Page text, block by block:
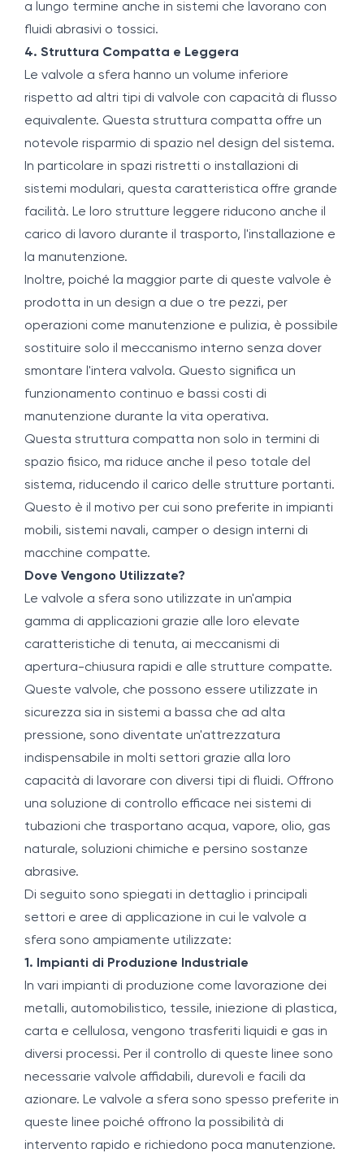
a lungo termine anche in sistemi che lavorano con
fluidi abrasivi o tossici.
4. Struttura Compatta e Leggera
Le valvole a sfera hanno un volume inferiore
rispetto ad altri tipi di valvole con capacità di flusso
equivalente. Questa struttura compatta offre un
notevole risparmio di spazio nel design del sistema.
In particolare in spazi ristretti o installazioni di
sistemi modulari, questa caratteristica offre grande
facilità. Le loro strutture leggere riducono anche il
carico di lavoro durante il trasporto, l'installazione e
la manutenzione.
Inoltre, poiché la maggior parte di queste valvole è
prodotta in un design a due o tre pezzi, per
operazioni come manutenzione e pulizia, è possibile
sostituire solo il meccanismo interno senza dover
smontare l'intera valvola. Questo significa un
funzionamento continuo e bassi costi di
manutenzione durante la vita operativa.
Questa struttura compatta non solo in termini di
spazio fisico, ma riduce anche il peso totale del
sistema, riducendo il carico delle strutture portanti.
Questo è il motivo per cui sono preferite in impianti
mobili, sistemi navali, camper o design interni di
macchine compatte.
Dove Vengono Utilizzate?
Le valvole a sfera sono utilizzate in un'ampia
gamma di applicazioni grazie alle loro elevate
caratteristiche di tenuta, ai meccanismi di
apertura-chiusura rapidi e alle strutture compatte.
Queste valvole, che possono essere utilizzate in
sicurezza sia in sistemi a bassa che ad alta
pressione, sono diventate un'attrezzatura
indispensabile in molti settori grazie alla loro
capacità di lavorare con diversi tipi di fluidi. Offrono
una soluzione di controllo efficace nei sistemi di
tubazioni che trasportano acqua, vapore, olio, gas
naturale, soluzioni chimiche e persino sostanze
abrasive.
Di seguito sono spiegati in dettaglio i principali
settori e aree di applicazione in cui le valvole a
sfera sono ampiamente utilizzate:
1. Impianti di Produzione Industriale
In vari impianti di produzione come lavorazione dei
metalli, automobilistico, tessile, iniezione di plastica,
carta e cellulosa, vengono trasferiti liquidi e gas in
diversi processi. Per il controllo di queste linee sono
necessarie valvole affidabili, durevoli e facili da
azionare. Le valvole a sfera sono spesso preferite in
queste linee poiché offrono la possibilità di
intervento rapido e richiedono poca manutenzione.